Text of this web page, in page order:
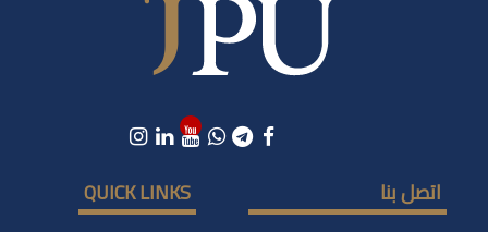
اتصل بنا QUICK LINKS